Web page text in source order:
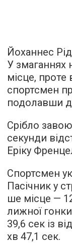
Йоханнес
У змаганнях
місце,
спортсмен
подолавши
Срібло
секунди
Еріку
Спортсмен
Пасічник у
ше місце —
лижної
39,6 сек із
хв 47,1 сек.